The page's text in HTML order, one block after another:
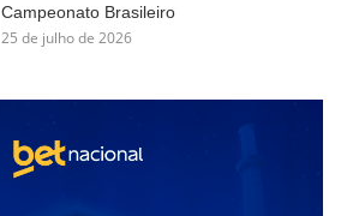
Campeonato Brasileiro
25 de julho de 2026